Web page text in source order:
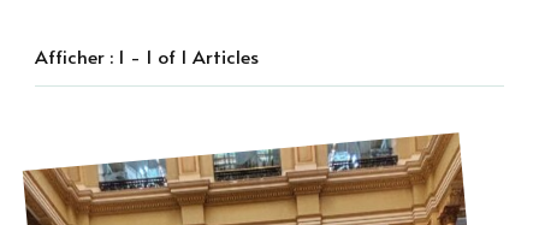
Afficher : 1 - 1 of 1 Articles